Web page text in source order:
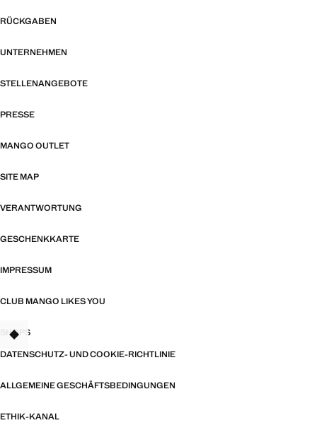
RÜCKGABEN
UNTERNEHMEN
STELLENANGEBOTE
PRESSE
MANGO OUTLET
SITE MAP
VERANTWORTUNG
GESCHENKKARTE
IMPRESSUM
CLUB MANGO LIKES YOU
SHOPS
DATENSCHUTZ- UND COOKIE-RICHTLINIE
ALLGEMEINE GESCHÄFTSBEDINGUNGEN
ETHIK-KANAL